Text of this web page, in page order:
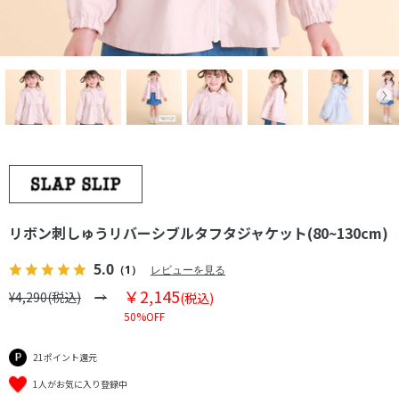
リボン刺しゅうリバーシブルタフタジャケット(80~130cm)
5.0 （1） レビューを見る
¥4,290(税込) ￥2,145(税込)
50%OFF
21ポイント還元
1人がお気に入り登録中